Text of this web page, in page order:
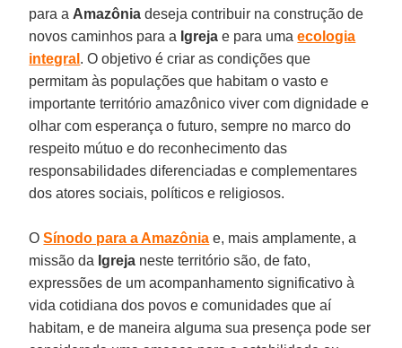
para a Amazônia deseja contribuir na construção de
novos caminhos para a Igreja e para umaecologia
integral . O objetivo é criar as condições que
permitam às populações que habitam o vasto e
importante território amazônico viver com dignidade e
olhar com esperança o futuro, sempre no marco do
respeito mútuo e do reconhecimento das
responsabilidades diferenciadas e complementares
dos atores sociais, políticos e religiosos.
OSínodo para a Amazônia e, mais amplamente, a
missão da Igreja neste território são, de fato,
expressões de um acompanhamento significativo à
vida cotidiana dos povos e comunidades que aí
habitam, e de maneira alguma sua presença pode ser